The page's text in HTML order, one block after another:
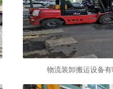
物流装卸搬运设备有